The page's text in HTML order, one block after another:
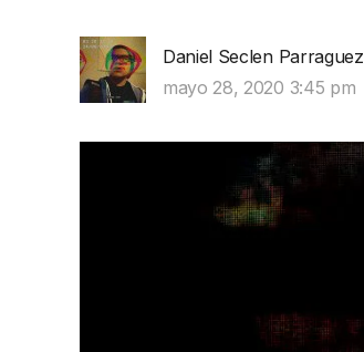
Daniel Seclen Parraguez
mayo 28, 2020 3:45 pm